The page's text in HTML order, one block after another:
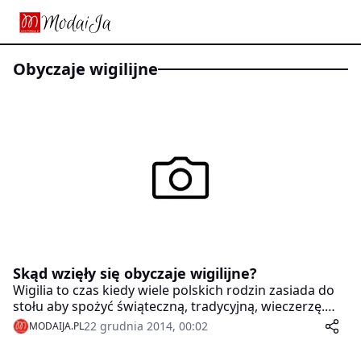
obyczaje wigilijne
Skąd wzięły się obyczaje wigilijne?
Wigilia to czas kiedy wiele polskich rodzin zasiada do
stołu aby spożyć świąteczną, tradycyjną, wieczerzę.
Poza dzieleniem się opłatkiem, wspólnym
kolędowaniu, a także wyjściu na pasterkę, żelaznym
MODAIJA.PL22 grudnia 2014, 00:02